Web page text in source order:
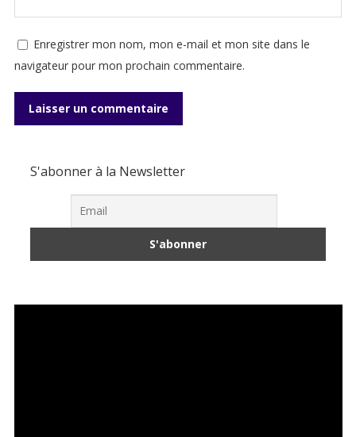
Enregistrer mon nom, mon e-mail et mon site dans le
navigateur pour mon prochain commentaire.
S'abonner à la Newsletter